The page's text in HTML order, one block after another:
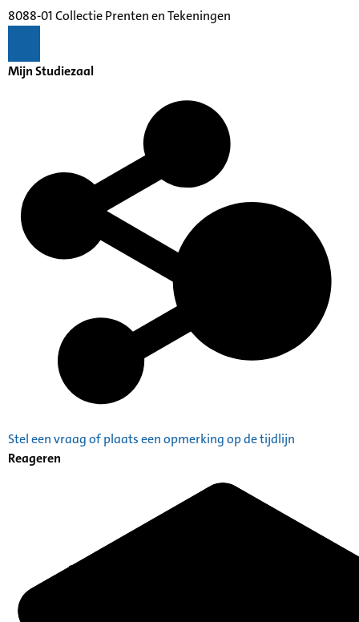
8088-01 Collectie Prenten en Tekeningen
Mijn Studiezaal
Stel een vraag of plaats een opmerking op de tijdlijn
Reageren